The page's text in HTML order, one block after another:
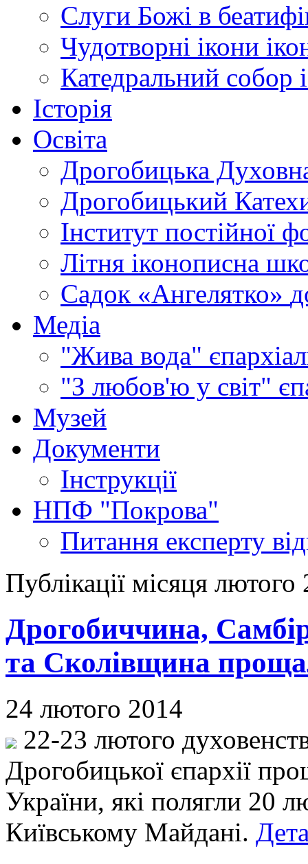
Слуги Божі в
Чудотворні ікони
Катедральний собор
Історія
Освіта
Дрогобицька
Дрогобицький
Інститут постійної
Літня іконописна
Садок «Ангелятко»
Медіа
"Жива вода"
"З любов'ю у світ"
Музей
Документи
Інструкції
НПФ "Покрова"
Питання експерту
Публікації місяця лютого
Дрогобиччина,
та Сколівщина
24 лютого 2014
22-23 лютого
Дрогобицької єпархії
України, які полягли 20
Київському Майдані.